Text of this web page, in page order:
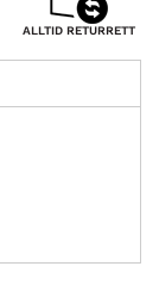
ALLTID RETURRETT